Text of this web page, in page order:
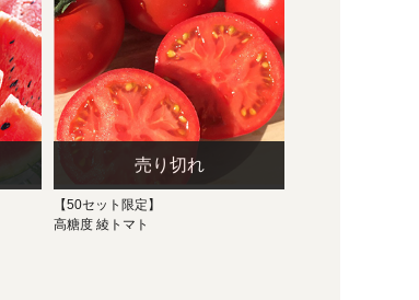
【50セット限定】
高糖度 綾トマト